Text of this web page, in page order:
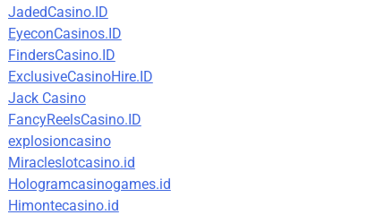
JadedCasino.ID
EyeconCasinos.ID
FindersCasino.ID
ExclusiveCasinoHire.ID
Jack Casino
FancyReelsCasino.ID
explosioncasino
Miracleslotcasino.id
Hologramcasinogames.id
Himontecasino.id